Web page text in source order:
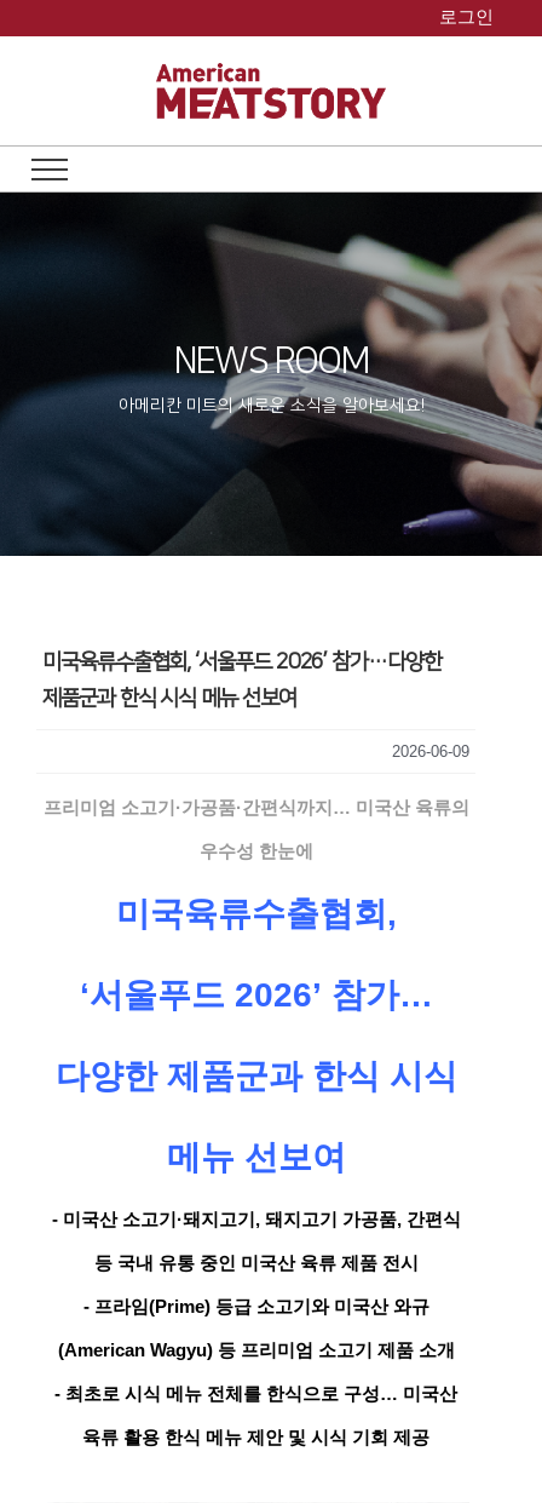
로그인
NEWS ROOM
아메리칸 미트의 새로운 소식을 알아보세요!
미국육류수출협회, ‘서울푸드 2026’ 참가…다양한
제품군과 한식 시식 메뉴 선보여
2026-06-09
프리미엄 소고기·가공품·간편식까지 … 미국산 육류의
우수성 한눈에
미국육류수출협회,
‘서울푸드 2026’ 참가…
다양한 제품군과 한식 시식
메뉴 선보여
- 미국산 소고기·돼지고기, 돼지고기 가공품, 간편식
등 국내 유통 중인 미국산 육류 제품 전시
- 프라임(Prime) 등급 소고기와 미국산 와규
(American Wagyu) 등 프리미엄 소고기 제품 소개
- 최초로 시식 메뉴 전체를 한식으로 구성… 미국산
육류 활용 한식 메뉴 제안 및 시식 기회 제공